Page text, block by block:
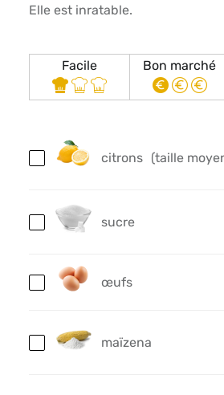
Elle est inratable.
Facile Bon marché
citrons (taille
sucre
œufs
maïzena